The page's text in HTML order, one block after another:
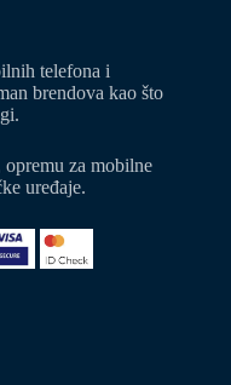
telefona i
brendova kao što
opremu za mobilne
uređaje.